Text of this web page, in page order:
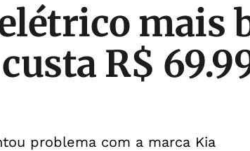
mais
R$
problema com a marca Kia